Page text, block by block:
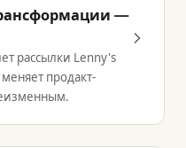
—
рассылки Lenny's
продакт-